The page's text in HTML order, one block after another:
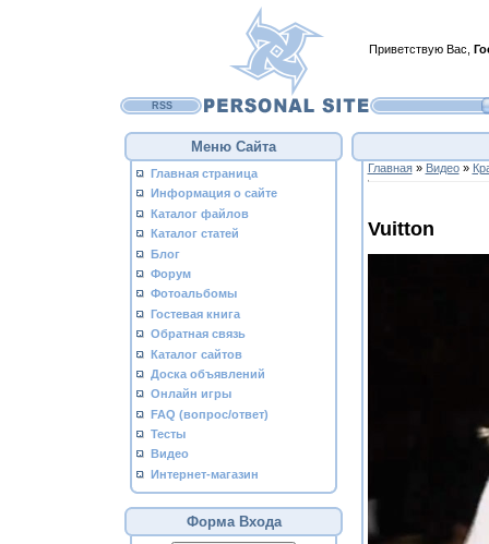
Приветствую Вас
RSS
Меню Сайта
Главная страница
Информация о сайте
Каталог файлов
Каталог статей
Блог
Форум
Фотоальбомы
Гостевая книга
Обратная связь
Каталог сайтов
Доска объявлений
Онлайн игры
FAQ (вопрос/ответ)
Тесты
Видео
Интернет-магазин
Форма Входа
Главная» Видео»
Vuitton